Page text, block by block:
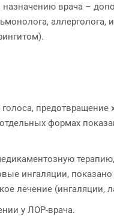
врача –
формах
ингаляции,
лечение (ингаляции,
у ЛОР-врача.